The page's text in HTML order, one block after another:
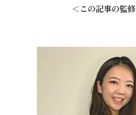
＜ この記事の監